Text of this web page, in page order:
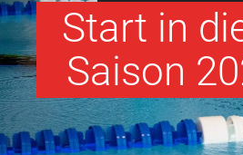
Start in
Saison